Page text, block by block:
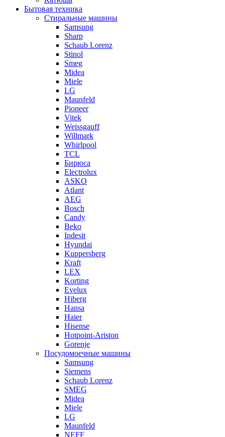
Бытовая техника
Стиральные машины
Samsung
Sharp
Schaub Lorenz
Stinol
Smeg
Midea
Miele
LG
Maunfeld
Pioneer
Vitek
Weissgauff
Willmark
Whirlpool
TCL
Бирюса
Electrolux
ASKO
Atlant
AEG
Bosch
Candy
Beko
Indesit
Hyundai
Kuppersberg
Kraft
LEX
Korting
Evelux
Hiberg
Hansa
Haier
Hisense
Hotpoint-Ariston
Gorenje
Посудомоечные машины
Samsung
Siemens
Schaub Lorenz
SMEG
Midea
Miele
LG
Maunfeld
NEFF